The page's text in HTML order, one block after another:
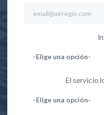
-Elige una opción-
El servicio
-Elige una opción-